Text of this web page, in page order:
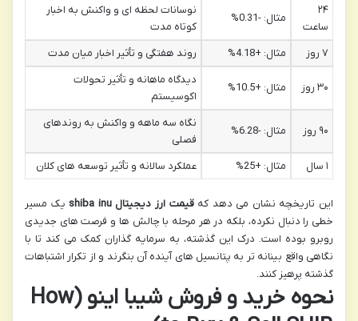
۲۴
ساعت
مثال: -0.31%
نوسانات لحظه ای و واکنش به اخبار
کوتاه مدت
۷ روز
مثال: +4.18% روند هفتگی و تأثیر اخبار میان مدت
۳۰ روز مثال: +10.5%
دیدگاه ماهانه و تأثیر تحولات
اکوسیستم
۹۰ روز مثال: -6.28%
نگاه سه ماهه و واکنش به روندهای
فصلی
۱ سال
مثال: +25% عملکرد سالانه و تأثیر توسعه های کلان
این تاریخچه نشان می دهد کهقیمت ارز دیجیتال shiba inu
یک مسیر
خطی را دنبال نکرده، بلکه در هر مرحله با چالش ها و فرصت های جدیدی
روبرو بوده است. درک این گذشته، به سرمایه گذاران کمک می کند تا با
نگاهی واقع بینانه تر به پتانسیل های آینده آن بنگرند و از تکرار اشتباهات
گذشته پرهیز کنند.
نحوه خرید و فروش شیبا اینو (How